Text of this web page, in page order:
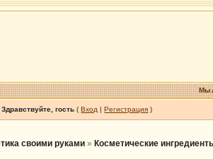
Здравствуйте, гость (Вход |Регистрация )
своими руками » Косметические